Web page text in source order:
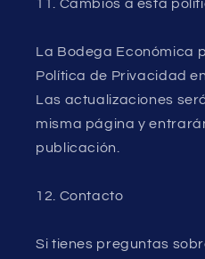
11. Cambios a esta
La Bodega Económica
Política de Privacidad
Las actualizaciones
misma página y
publicación.
12. Contacto
Si tienes preguntas